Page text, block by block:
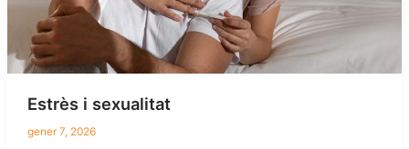
Estrès i sexualitat
gener 7, 2026